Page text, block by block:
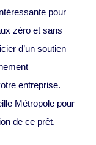
pour
zéro et sans
d’un soutien
entreprise.
Métropole pour
de ce prêt.